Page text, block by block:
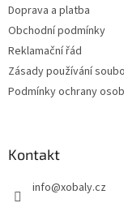
Doprava a platba
Obchodní podmínky
Reklamační řád
Zásady používání
Podmínky ochrany
Kontakt
info@xobaly.cz